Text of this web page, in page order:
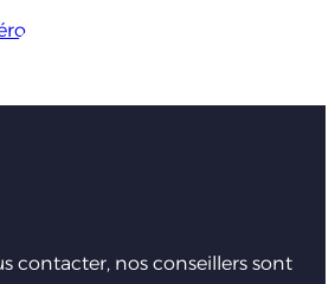
contacter, nos conseillers sont